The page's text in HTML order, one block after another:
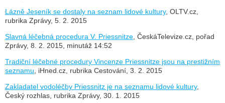
Lázně Jeseník se dostaly na seznam lidové kultury, OLTV.cz,
rubrika Zprávy, 5. 2. 2015
Slavná léčebná procedura V. Priessnitze , ČeskáTelevize.cz, pořad
Zprávy, 8. 2. 2015, minutáž 14:52
Tradiční léčebné procedury Vincenze Priessnitze jsou na prestižním
seznamu , iHned.cz, rubrika Cestování, 3. 2. 2015
Zakladatel vodoléčby Priessnitz je na seznamu lidové kultury,
Český rozhlas, rubrika Zprávy, 30. 1. 2015